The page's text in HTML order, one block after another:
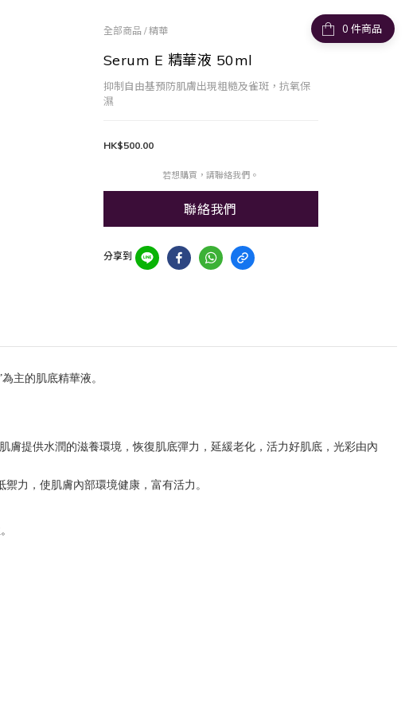
件商品
全部商品 /精華
Serum E 精華液 50ml
抑制自由基預防肌膚出現粗糙及雀斑，抗氧保
濕
HK$500.00
若想購買，請聯絡我們。
聯絡我們
分享到
主的肌底精華液。
膚提供水潤的滋養環境，恢復肌底彈力，延緩老化，活力好肌底，光彩由內
力，使肌膚內部環境健康，富有活力。